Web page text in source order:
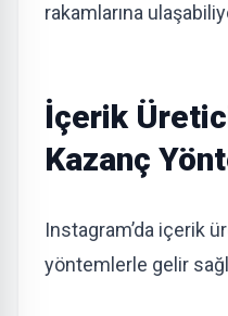
rakamlarına
İçerik
Kazanç
Instagram’da içerik
yöntemlerle gelir